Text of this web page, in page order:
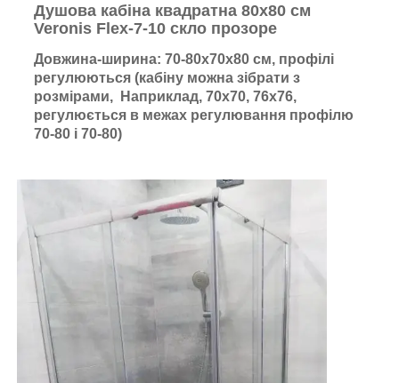
Душова кабіна квадратна 80х80 см
Veronis Flex-7-10 скло прозоре
Довжина-ширина: 70-80х70х80 см, профілі
регулюються (кабіну можна зібрати з
розмірами, Наприклад, 70х70, 76х76,
регулюється в межах регулювання профілю
70-80 і 70-80)